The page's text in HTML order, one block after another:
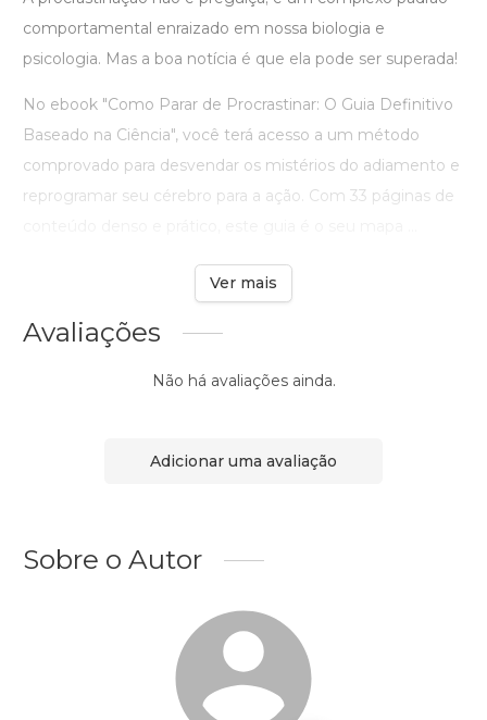
comportamental enraizado em nossa biologia e
psicologia. Mas a boa notícia é que ela pode ser superada!
No ebook "Como Parar de Procrastinar: O Guia Definitivo
Baseado na Ciência", você terá acesso a um método
comprovado para desvendar os mistérios do adiamento e
reprogramar seu cérebro para a ação. Com 33 páginas de
Ver mais
Avaliações
Não há avaliações ainda.
Adicionar uma avaliação
Sobre o Autor